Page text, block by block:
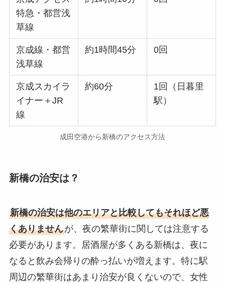
特急・都営浅
草線
京成線・都営
浅草線
約1時間45分 0回
京成スカイラ
イナー＋JR
線
約60分
1回（日暮里
駅）
成田空港から新橋のアクセス方法
新橋の治安は？
新橋の治安は他のエリアと比較してもそれほど悪
くありませんが、夜の繁華街に関しては注意する
必要があります。居酒屋が多くある新橋は、夜に
なると飲み会帰りの酔っ払いが増えます。特に駅
周辺の繁華街はあまり治安が良くないので、女性